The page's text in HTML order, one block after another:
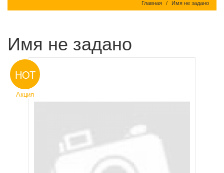
Главная Имя не задано
Имя не задано
HOT
Акция